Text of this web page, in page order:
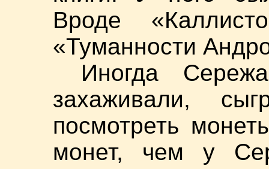
Вроде
«Туманности
Иногда
захаживали,
посмотреть
монет, чем у